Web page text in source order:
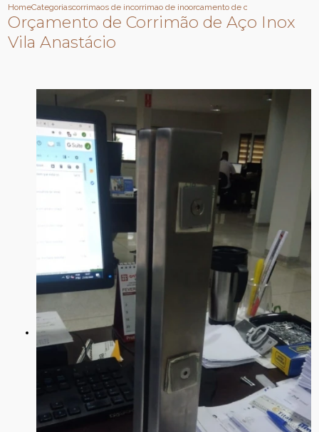
HomeCategoriascorrimaos de inoxcorrimao de inox para escada caracol
orcamento de corrimao de aco
Orçamento de Corrimão de Aço Inox
Vila Anastácio